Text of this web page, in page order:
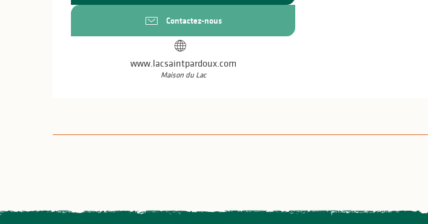
Contactez-nous
www.lacsaintpardoux.com
Maison du Lac